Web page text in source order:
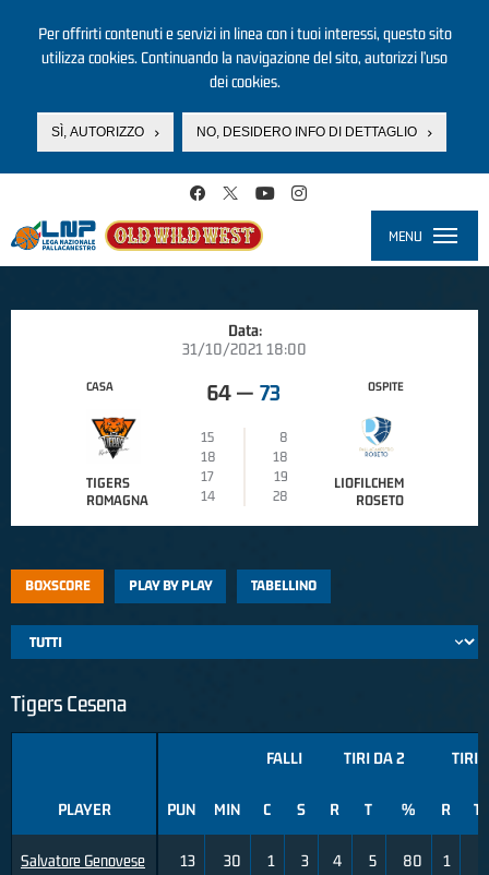
Per offrirti contenuti e servizi in linea con i tuoi interessi, questo sito
utilizza cookies. Continuando la navigazione del sito, autorizzi l’uso
dei cookies.
SÌ, AUTORIZZO NO, DESIDERO INFO DI DETTAGLIO
MENU
Data:
31/10/2021 18:00
CASA
TIGERS
ROMAGNA
64 — 73
15
8
18
18
17
19
14
28
OSPITE
LIOFILCHEM
ROSETO
BOXSCORE PLAY BY PLAY TABELLINO
Tigers Cesena
PLAYER
Salvatore Genovese
FALLI TIRI DA 2 TIRI
PUN MIN C S R T % R T
13 30 1 3 4 5 80 1